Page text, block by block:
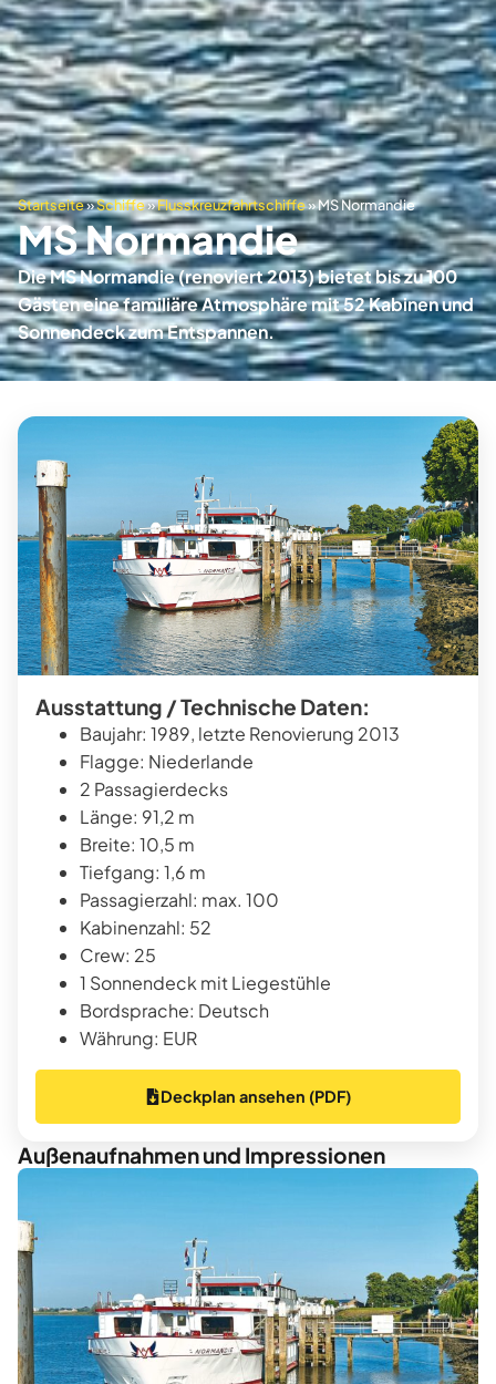
Startseite»Schiffe»Flusskreuzfahrtschiffe»MS Normandie
MS Normandie
Die MS Normandie (renoviert 2013) bietet bis zu 100
Gästen eine familiäre Atmosphäre mit 52 Kabinen und
Sonnendeck zum Entspannen.
Außenaufnahmen und Impressionen
Ausstattung / Technische Daten:
Baujahr: 1989, letzte Renovierung 2013
Flagge: Niederlande
2 Passagierdecks
Länge: 91,2 m
Breite: 10,5 m
Tiefgang: 1,6 m
Passagierzahl: max. 100
Kabinenzahl: 52
Crew: 25
1 Sonnendeck mit Liegestühle
Bordsprache: Deutsch
Währung: EUR
Deckplan ansehen (PDF)